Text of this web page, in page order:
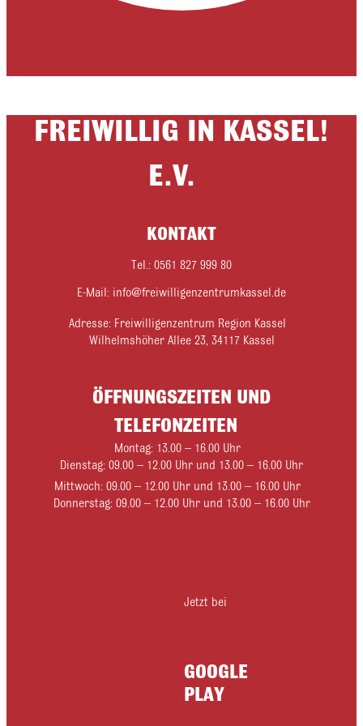
FREIWILLIG IN KASSEL!
E.V.
KONTAKT
Tel.: 0561 827 999 80
E-Mail: info@freiwilligenzentrumkassel.de
Adresse: Freiwilligenzentrum Region Kassel
Wilhelmshöher Allee 23, 34117 Kassel
ÖFFNUNGSZEITEN UND
TELEFONZEITEN
Montag: 13.00 – 16.00 Uhr
Dienstag: 09.00 – 12.00 Uhr und 13.00 – 16.00 Uhr
Mittwoch: 09.00 – 12.00 Uhr und 13.00 – 16.00 Uhr
Donnerstag: 09.00 – 12.00 Uhr und 13.00 – 16.00 Uhr
Jetzt bei
GOOGLE
PLAY